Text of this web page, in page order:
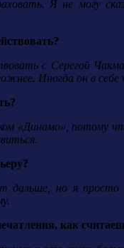
Я не могу
с Серегой
Иногда он в
«Динамо», потому
дальше, но я
как